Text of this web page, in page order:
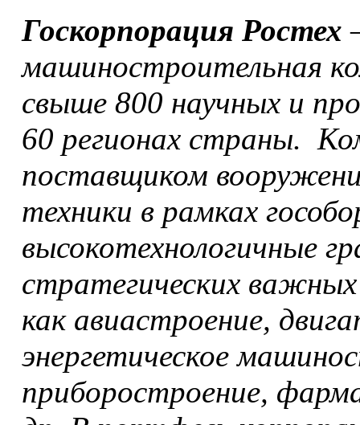
Госкорпорация Ростех
машиностроительная
свыше 800 научных и
60 регионах страны.
поставщиком
техники в рамках
высокотехнологичные
стратегических
как авиастроение,
энергетическое
приборостроение,